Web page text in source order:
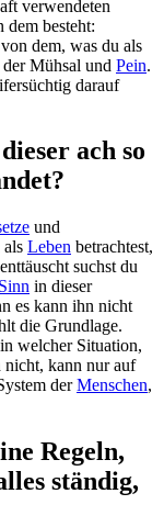
verwendeten
dem besteht:
dem, was du als
Mühsal und Pein.
darauf
ach so
und
als Leben betrachtest,
suchst du
Sinn in dieser
es kann ihn nicht
die Grundlage.
welcher Situation,
nicht, kann nur auf
derMenschen,
Regeln,
ständig,